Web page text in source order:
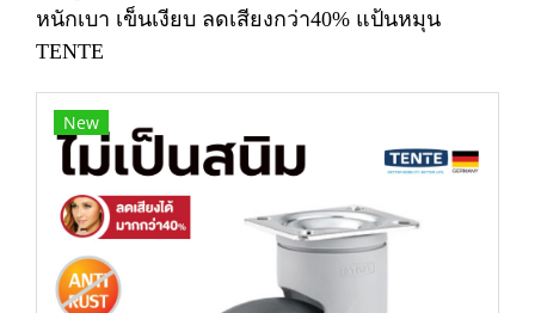
หนักเบา เข็นเงียบ ลดเสียงกว่า40% แป้นหมุน
TENTE
New